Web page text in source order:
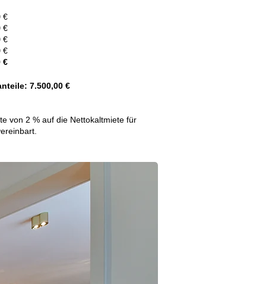
7.500,00 €
von 2 % auf die Nettokaltmiete für
€
€
€
€
€